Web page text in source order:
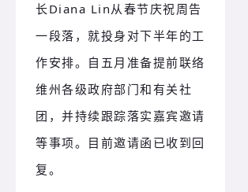
长Diana Lin从春节庆祝周告
一段落，就投身对下半年的工
作安排。 自五月准备提前联络
维州各级政府部门和有关社
团，并持续跟踪落实嘉宾邀请
等事项。 目前邀请函已收到回
复。